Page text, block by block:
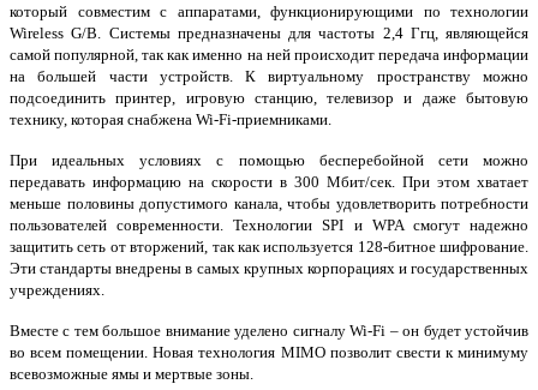
который совместим с аппаратами, функционирующими по технологии
Wireless G/B . Системы предназначены для частоты 2,4 Ггц, являющейся
самой популярной, так как именно на ней происходит передача информации
на большей части устройств. К виртуальному пространству можно
подсоединить принтер, игровую станцию, телевизор и даже бытовую
технику, которая снабжена Wi-Fi­-приемниками.
При идеальных условиях с помощью бесперебойной сети можно
передавать информацию на скорости в 300 Мбит/сек. При этом хватает
меньше половины допустимого канала, чтобы удовлетворить потребности
пользователей современности. ТехнологииSPI и WPA смогут надежно
защитить сеть от вторжений, так как используется 128-битное шифрование.
Эти стандарты внедрены в самых крупных корпорациях и государственных
учреждениях.
Вместе с тем большое внимание уделено сигналуWi-Fi – он будет устойчив
во всем помещении. Новая технология MIMO позволит свести к минимуму
всевозможные ямы и мертвые зоны.